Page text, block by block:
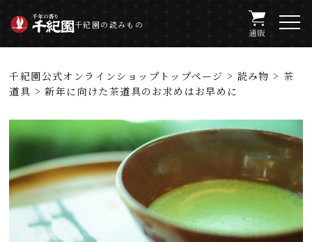
千紀園の読みもの
千紀園公式オンラインショップトップページ > 読み物 >茶
道具 > 新年に向けた茶道具のお求めはお早めに